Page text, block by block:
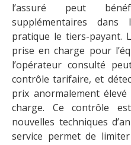
l’assuré peut
supplémentaires
pratique le tiers-payant.
prise en charge pour
l’opérateur consulté
contrôle tarifaire, et
prix anormalement
charge. Ce contrôle
nouvelles techniques
service permet de